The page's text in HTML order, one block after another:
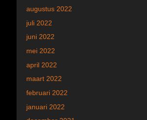
augustus 2022
juli 2022
juni 2022
mei 2022
april 2022
maart 2022
februari 2022
januari 2022